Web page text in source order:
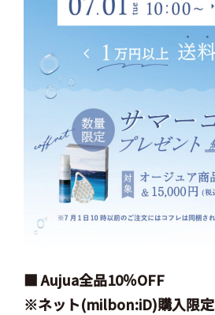
■ Aujua全品10％OFF
※ネット(milbon:iD)購入限定